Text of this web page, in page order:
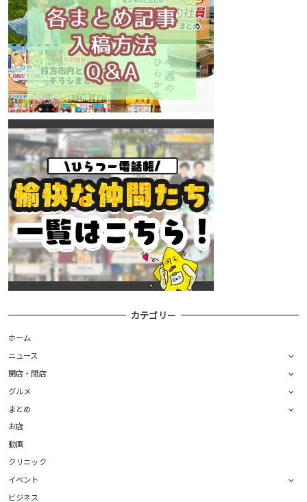
カテゴリー
ホーム
ニュース
開店・閉店
グルメ
まとめ
お店
動画
クリニック
イベント
ビジネス